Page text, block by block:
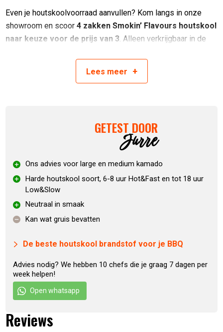
Even je houtskoolvoorraad aanvullen? Kom langs in onze
showroom en scoor4 zakken Smokin’ Flavours houtskool
naar keuze voor de prijs van 3. Alleen verkrijgbaar in de
Ontzettend hard en hoge dichtheid
Geschikt voor Hot & fast en low & slow
Brandtijd: harde houtskool soort, 6-8 uur Hot & Fast en
tot 18 uur Low & Slow
Makkelijk in gebruik
Weet je niet zeker welke houtskoolsoort je nodig hebt? In
onderstaande video zetten we het voor je op een rijtje!
Lees meer +
GETEST DOOR
Jurre
Ons advies voor large en medium kamado
Harde houtskool soort, 6-8 uur Hot&Fast en tot 18 uur
Low&Slow
Neutraal in smaak
Kan wat gruis bevatten
De beste houtskool brandstof voor je BBQ
Advies nodig? We hebben 10 chefs die je graag 7 dagen per
week helpen!
Open whatsapp
Reviews